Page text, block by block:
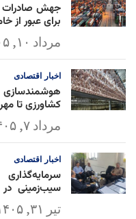
جهش صادرات
برای عبور از
مرداد ۱۰, ۱۴۰۵
اخبار اقتصادی
کشاورزی تا
مرداد ۷, ۱۴۰۵
اخبار اقتصادی
سیب‌زمینی در
ارزش کشاورزیتیر ۳۱, ۱۴۰۵